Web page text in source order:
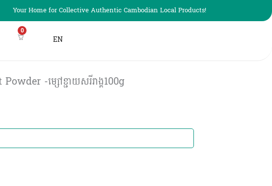
Your Home for Collective Authentic Cambodian Local Products!
0
EN
-ម្សៅខ្ជាយសរីរាង្គ100g